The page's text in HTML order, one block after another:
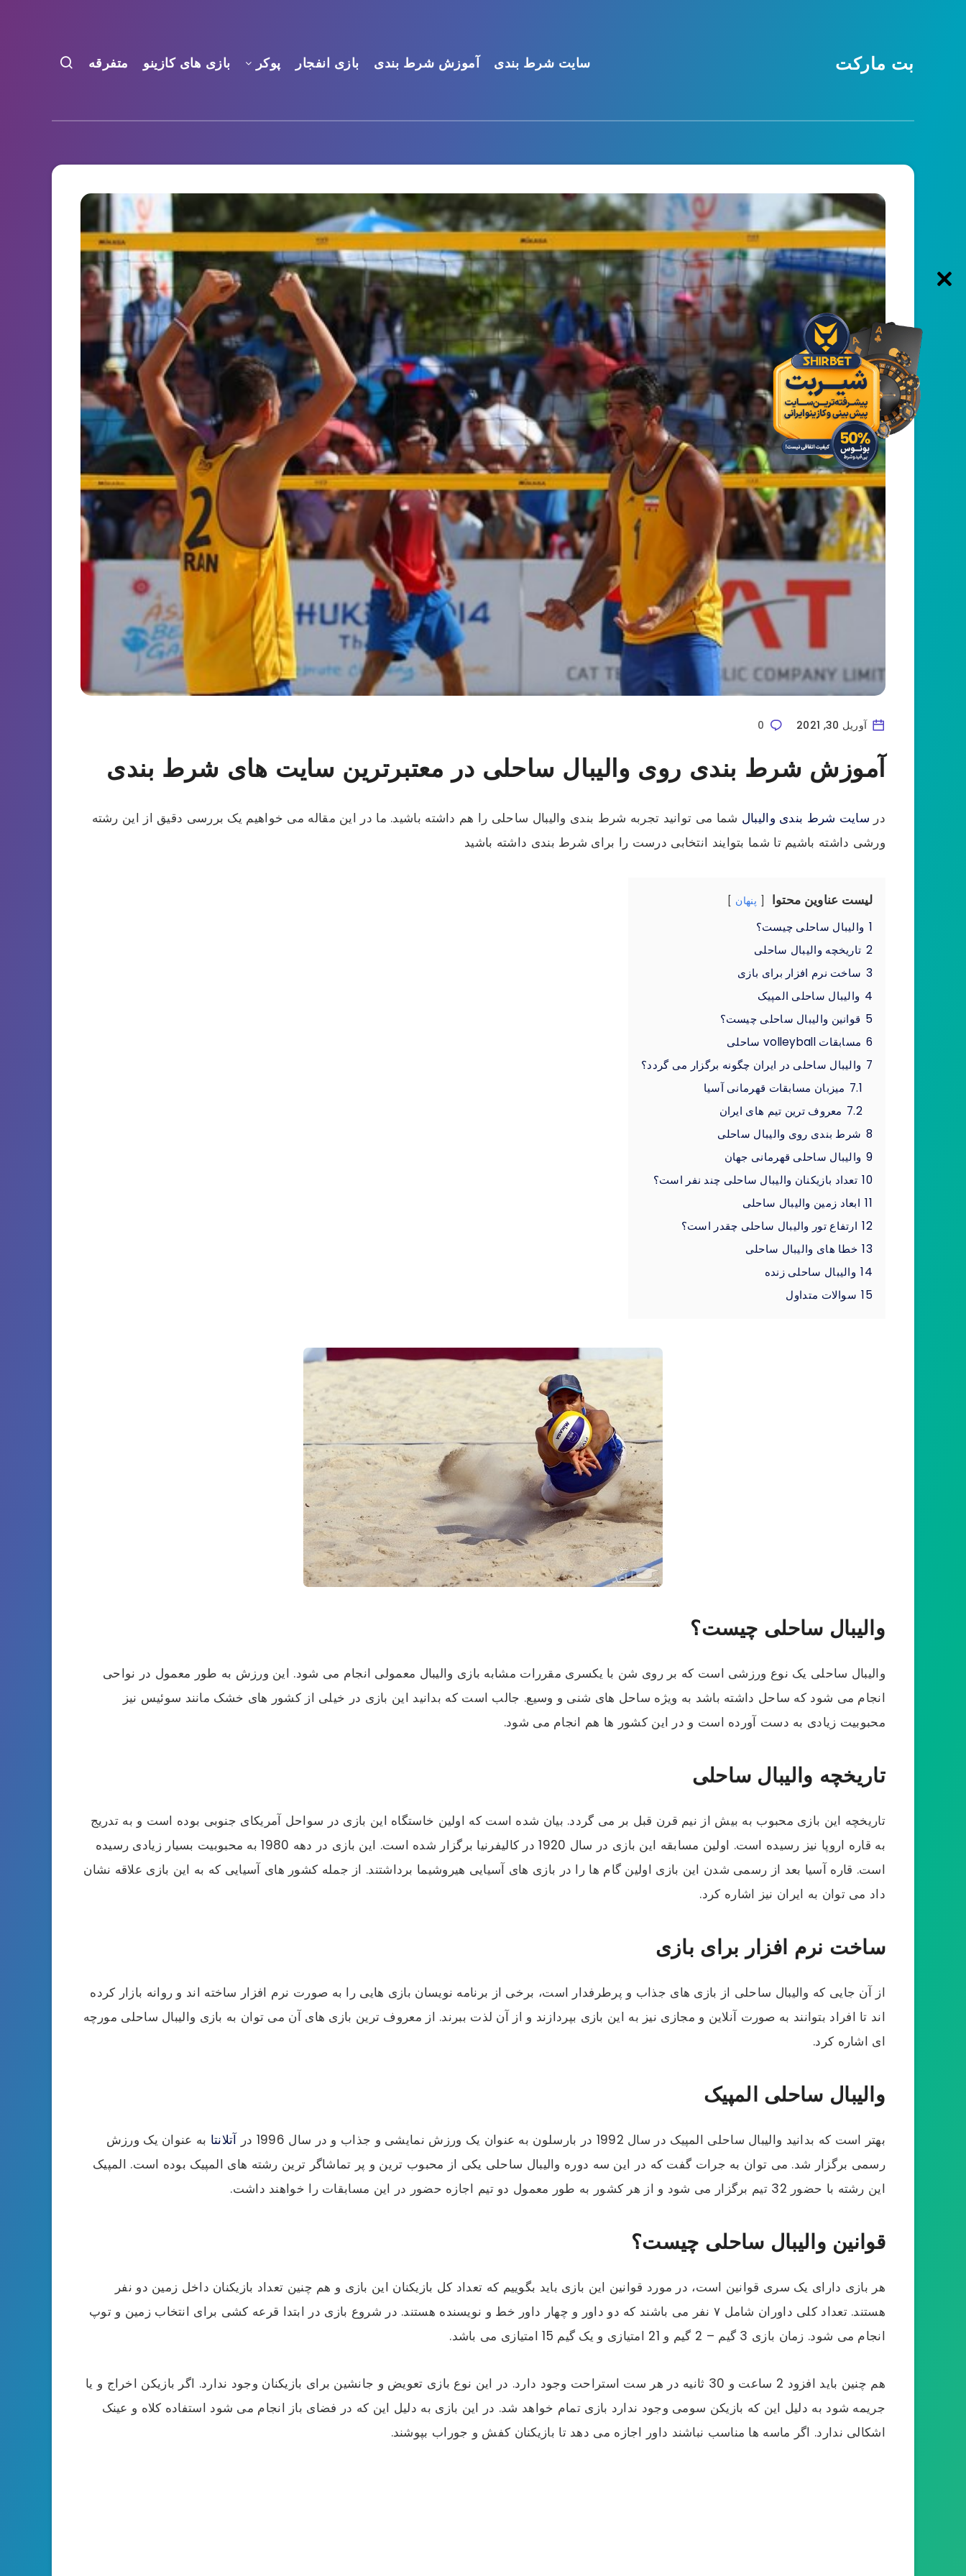
بت مارکت سایت شرط بندی آموزش شرط بندی بازی انفجار پوکر بازی های کازینو متفرقه
آوریل 30, 2021 0
آموزش شرط بندی روی والیبال ساحلی در معتبرترین سایت های شرط بندی
در سایت شرط بندی والیبال شما می توانید تجربه شرط بندی والیبال ساحلی را هم داشته باشید. ما در این مقاله می خواهیم یک بررسی دقیق از این رشته
ورشی داشته باشیم تا شما بتوایند انتخابی درست را برای شرط بندی داشته باشید
لیست عناوین محتوا پنهان
1 والیبال ساحلی چیست؟
2 تاریخچه والیبال ساحلی
3 ساخت نرم افزار برای بازی
4 والیبال ساحلی المپیک
5 قوانین والیبال ساحلی چیست؟
6 مسابقات volleyball ساحلی
7 والیبال ساحلی در ایران چگونه برگزار می گردد؟
7.1 میزبان مسابقات قهرمانی آسیا
7.2 معروف ترین تیم های ایران
8 شرط بندی روی والیبال ساحلی
9 والیبال ساحلی قهرمانی جهان
10 تعداد بازیکنان والیبال ساحلی چند نفر است؟
11 ابعاد زمین والیبال ساحلی
12 ارتفاع تور والیبال ساحلی چقدر است؟
13 خطا های والیبال ساحلی
14 والیبال ساحلی زنده
15 سوالات متداول
والیبال ساحلی چیست؟
والیبال ساحلی یک نوع ورزشی است که بر روی شن با یکسری مقررات مشابه بازی والیبال معمولی انجام می شود. این ورزش به طور معمول در نواحی
انجام می ‌شود که ساحل داشته باشد به ویژه ساحل های شنی و وسیع. جالب است که بدانید این بازی در خیلی از کشور های خشک مانند سوئیس نیز
محبوبیت زیادی به دست آورده است و در این کشور ها هم انجام می ‌شود.
تاریخچه والیبال ساحلی
تاریخچه این بازی محبوب به بیش از نیم قرن قبل بر می ‌گردد. بیان شده است که اولین خاستگاه این بازی در سواحل آمریکای جنوبی بوده است و به تدریج
به قاره اروپا نیز رسیده است. اولین مسابقه این بازی در سال 1920 در کالیفرنیا برگزار شده است. این بازی در دهه 1980 به محبوبیت بسیار زیادی رسیده
است. قاره آسیا بعد از رسمی شدن این بازی اولین گام ها را در بازی ‌های آسیایی هیروشیما برداشتند. از جمله کشور های آسیایی که به این بازی علاقه نشان
داد می توان به ایران نیز اشاره کرد.
ساخت نرم افزار برای بازی
از آن جایی که والیبال ساحلی از بازی های جذاب و پرطرفدار است، برخی از برنامه نویسان بازی‌ هایی را به صورت نرم افزار ساخته اند و روانه بازار کرده
اند تا افراد بتوانند به صورت آنلاین و مجازی نیز به این بازی بپردازند و از آن لذت ببرند. از معروف ترین بازی های آن می توان به بازی والیبال ساحلی مورچه
ای اشاره کرد.
والیبال ساحلی المپیک
بهتر است که بدانید والیبال ساحلی المپیک در سال 1992 در بارسلون به عنوان یک ورزش نمایشی و جذاب و در سال 1996 در آتلانتا به عنوان یک ورزش
رسمی برگزار شد. می توان به جرات گفت که در این سه دوره والیبال ساحلی یکی از محبوب ترین و پر تماشاگر ترین رشته های المپیک بوده است. المپیک
این رشته با حضور 32 تیم برگزار می ‌شود و از هر کشور به طور معمول دو تیم اجازه حضور در این مسابقات را خواهند داشت.
قوانین والیبال ساحلی چیست؟
هر بازی دارای یک سری قوانین است، در مورد قوانین این بازی باید بگوییم که تعداد کل بازیکنان این بازی و هم چنین تعداد بازیکنان داخل زمین دو نفر
هستند. تعداد کلی داوران شامل ۷ نفر می باشند که دو داور و چهار داور خط و نویسنده هستند. در شروع بازی در ابتدا قرعه ‌کشی برای انتخاب زمین و توپ
انجام می شود. زمان بازی 3 گیم – 2 گیم و 21 امتیازی و یک گیم 15 امتیازی می باشد.
هم چنین باید افزود 2 ساعت و 30 ثانیه در هر ست استراحت وجود دارد. در این نوع بازی تعویض و جانشین برای بازیکنان وجود ندارد. اگر بازیکن اخراج و یا
جریمه شود به دلیل این که بازیکن سومی وجود ندارد بازی تمام خواهد شد. در این بازی به دلیل این که در فضای باز انجام می‌ شود استفاده کلاه و عینک
اشکالی ندارد. اگر ماسه ها مناسب نباشند داور اجازه می دهد تا بازیکنان کفش و جوراب بپوشند.